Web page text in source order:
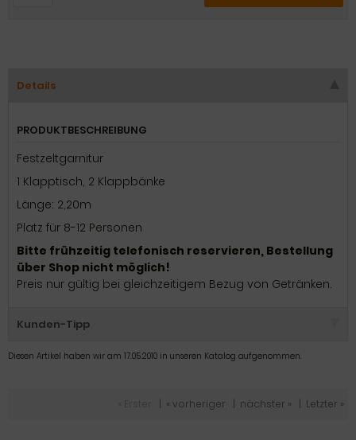
Details
PRODUKTBESCHREIBUNG
Festzeltgarnitur
1 Klapptisch, 2 Klappbänke
Länge: 2,20m
Platz für 8-12 Personen
Bitte frühzeitig telefonisch reservieren, Bestellung
über Shop nicht möglich!
Preis nur gültig bei gleichzeitigem Bezug von Getränken.
Kunden-Tipp
Diesen Artikel haben wir am 17.05.2010 in unseren Katalog aufgenommen.
« vorheriger nächster » Letzter »